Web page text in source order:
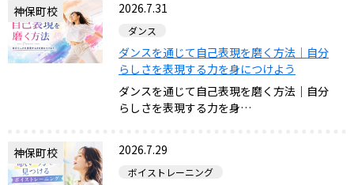
神保町校 2026.7.31
ダンス
ダンスを通じて自己表現を磨く方法｜自分
らしさを表現する力を身につけよう
ダンスを通じて自己表現を磨く方法｜自分
らしさを表現する力を身…
神保町校 2026.7.29
ボイストレーニング